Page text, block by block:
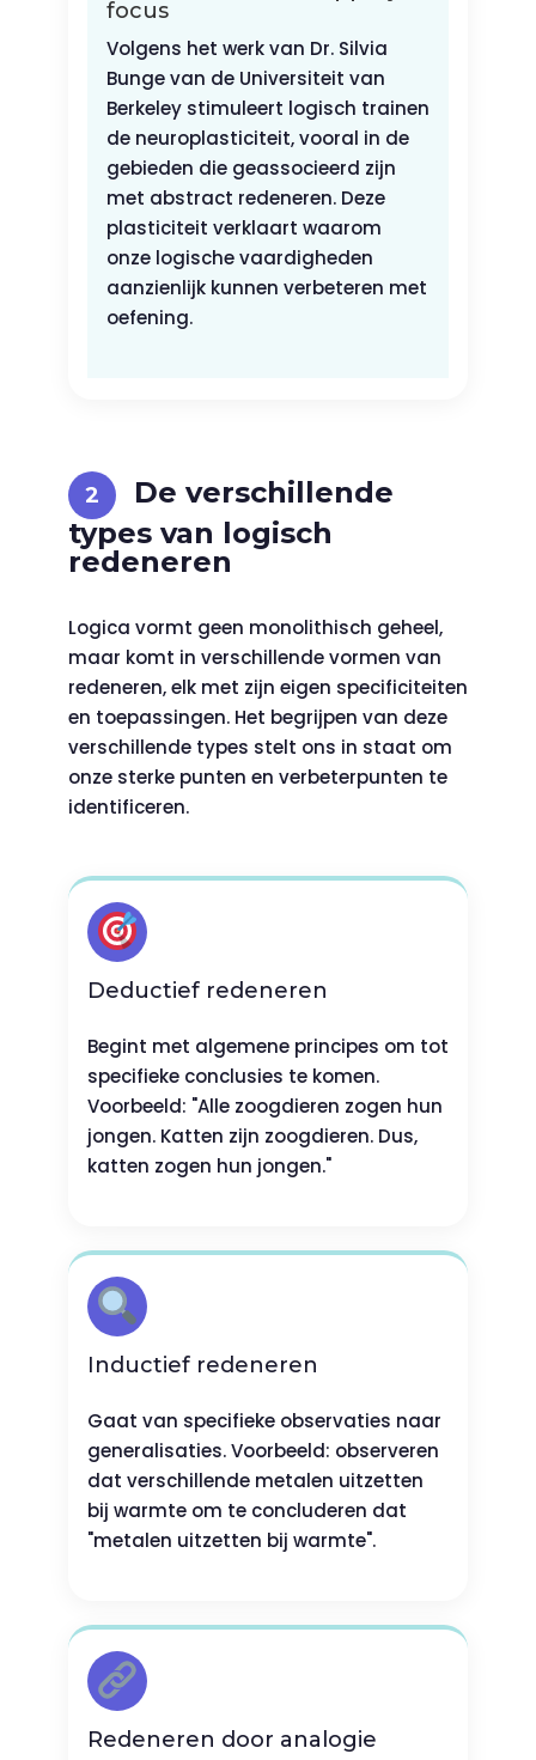
focus
Volgens het werk van Dr. Silvia
Bunge van de Universiteit van
Berkeley stimuleert logisch trainen
de neuroplasticiteit, vooral in de
gebieden die geassocieerd zijn
met abstract redeneren. Deze
plasticiteit verklaart waarom
onze logische vaardigheden
aanzienlijk kunnen verbeteren met
oefening.
De verschillende
types van logisch
redeneren
Logica vormt geen monolithisch geheel,
maar komt in verschillende vormen van
redeneren, elk met zijn eigen specificiteiten
en toepassingen. Het begrijpen van deze
verschillende types stelt ons in staat om
onze sterke punten en verbeterpunten te
identificeren.
Deductief redeneren
Begint met algemene principes om tot
specifieke conclusies te komen.
Voorbeeld: "Alle zoogdieren zogen hun
jongen. Katten zijn zoogdieren. Dus,
katten zogen hun jongen."
Inductief redeneren
Gaat van specifieke observaties naar
generalisaties. Voorbeeld: observeren
dat verschillende metalen uitzetten
bij warmte om te concluderen dat
"metalen uitzetten bij warmte".
Redeneren door analogie